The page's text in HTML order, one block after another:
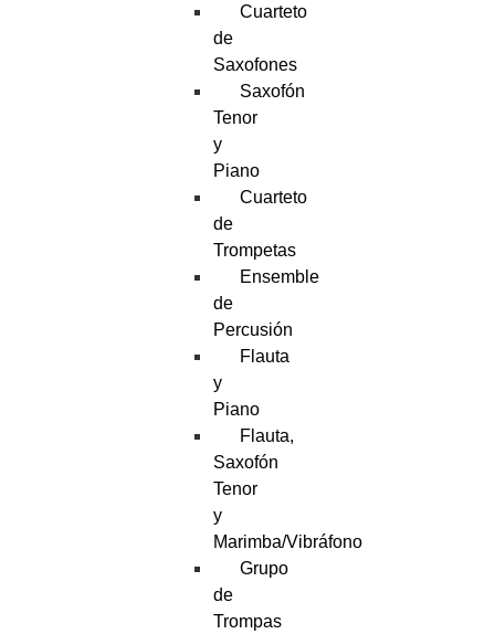
Cuarteto
de
Saxofones
Saxofón
Tenor
y
Piano
Cuarteto
de
Trompetas
Ensemble
de
Percusión
Flauta
y
Piano
Flauta,
Saxofón
Tenor
y
Marimba/Vibráfono
Grupo
de
Trompas